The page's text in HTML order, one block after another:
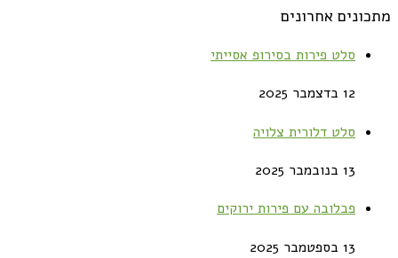
מתכונים אחרונים
סלט פירות בסירופ אסייתי
12 בדצמבר 2025
סלט דלורית צלויה
13 בנובמבר 2025
פבלובה עם פירות ירוקים
13 בספטמבר 2025